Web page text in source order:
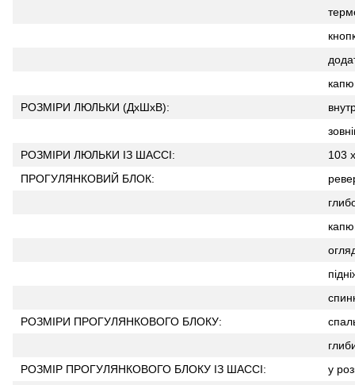
РОЗМІРИ ЛЮЛЬКИ (ДхШхВ):
РОЗМІРИ ЛЮЛЬКИ ІЗ ШАССІ:
103
ПРОГУЛЯНКОВИЙ БЛОК:
РОЗМІРИ ПРОГУЛЯНКОВОГО БЛОКУ:
РОЗМІР ПРОГУЛЯНКОВОГО БЛОКУ ІЗ ШАССІ:
у